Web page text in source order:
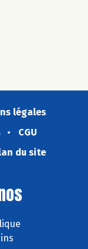
légales
CGU
du site